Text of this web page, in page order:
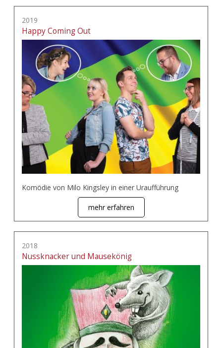
2019
Happy Coming Out
Komödie von Milo Kingsley in einer Uraufführung
mehr erfahren
2018
Nussknacker und Mausekönig